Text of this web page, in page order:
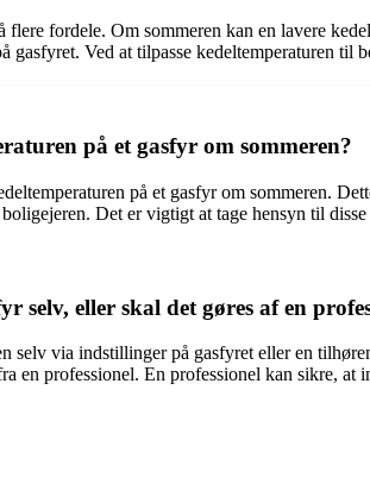
flere fordele. Om sommeren kan en lavere
gasfyret. Ved at tilpasse kedeltemperaturen
på et gasfyr om sommeren?
på et gasfyr om sommeren.
Det er vigtigt at tage hensyn til
selv, eller skal det gøres af en
selv via indstillinger på gasfyret eller en
professionel. En professionel kan sikre, at